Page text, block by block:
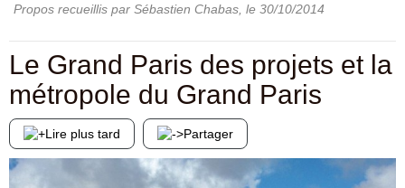
Propos recueillis par Sébastien Chabas , le 30/10/2014
Le Grand Paris des projets et la
métropole du Grand Paris
Lire plus tard Partager